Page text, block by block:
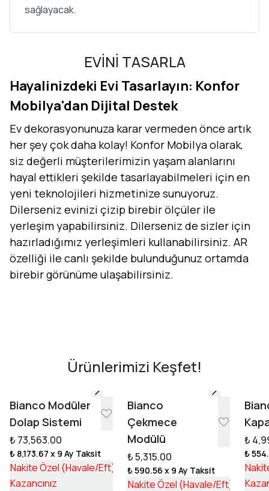
sağlayacak.
EVİNİ TASARLA
Hayalinizdeki Evi Tasarlayın: Konfor
Mobilya'dan Dijital Destek
Ev dekorasyonunuza karar vermeden önce artık
her şey çok daha kolay! Konfor Mobilya olarak,
siz değerli müşterilerimizin yaşam alanlarını
hayal ettikleri şekilde tasarlayabilmeleri için en
yeni teknolojileri hizmetinize sunuyoruz.
Dilerseniz evinizi çizip birebir ölçüler ile
yerleşim yapabilirsiniz. Dilerseniz de sizler için
hazırladığımız yerleşimleri kullanabilirsiniz. AR
özelliği ile canlı şekilde bulunduğunuz ortamda
birebir görünüme ulaşabilirsiniz.
Tasarıma Başla
Ürünlerimizi Keşfet!
Bianco Modüler
Dolap Sistemi
₺ 73,563.00
₺ 8,173.67 x 9 Ay Taksit
Nakite Özel (Havale/Eft) ₺ 55,253.17
Kazancınız ₺ 18,309.83
Bianco
Çekmece
Modülü
₺ 5,315.00
₺ 590.56 x 9 Ay Taksit
Nakite Özel (Havale/Eft) ₺
₺
₺